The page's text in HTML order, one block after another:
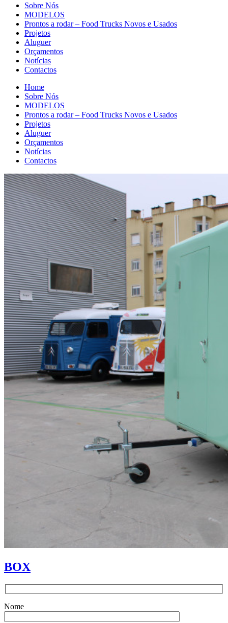
Sobre Nós
MODELOS
Prontos a rodar – Food Trucks Novos e Usados
Projetos
Aluguer
Orçamentos
Notícias
Contactos
Home
Sobre Nós
MODELOS
Prontos a rodar – Food Trucks Novos e Usados
Projetos
Aluguer
Orçamentos
Notícias
Contactos
BOX
Nome